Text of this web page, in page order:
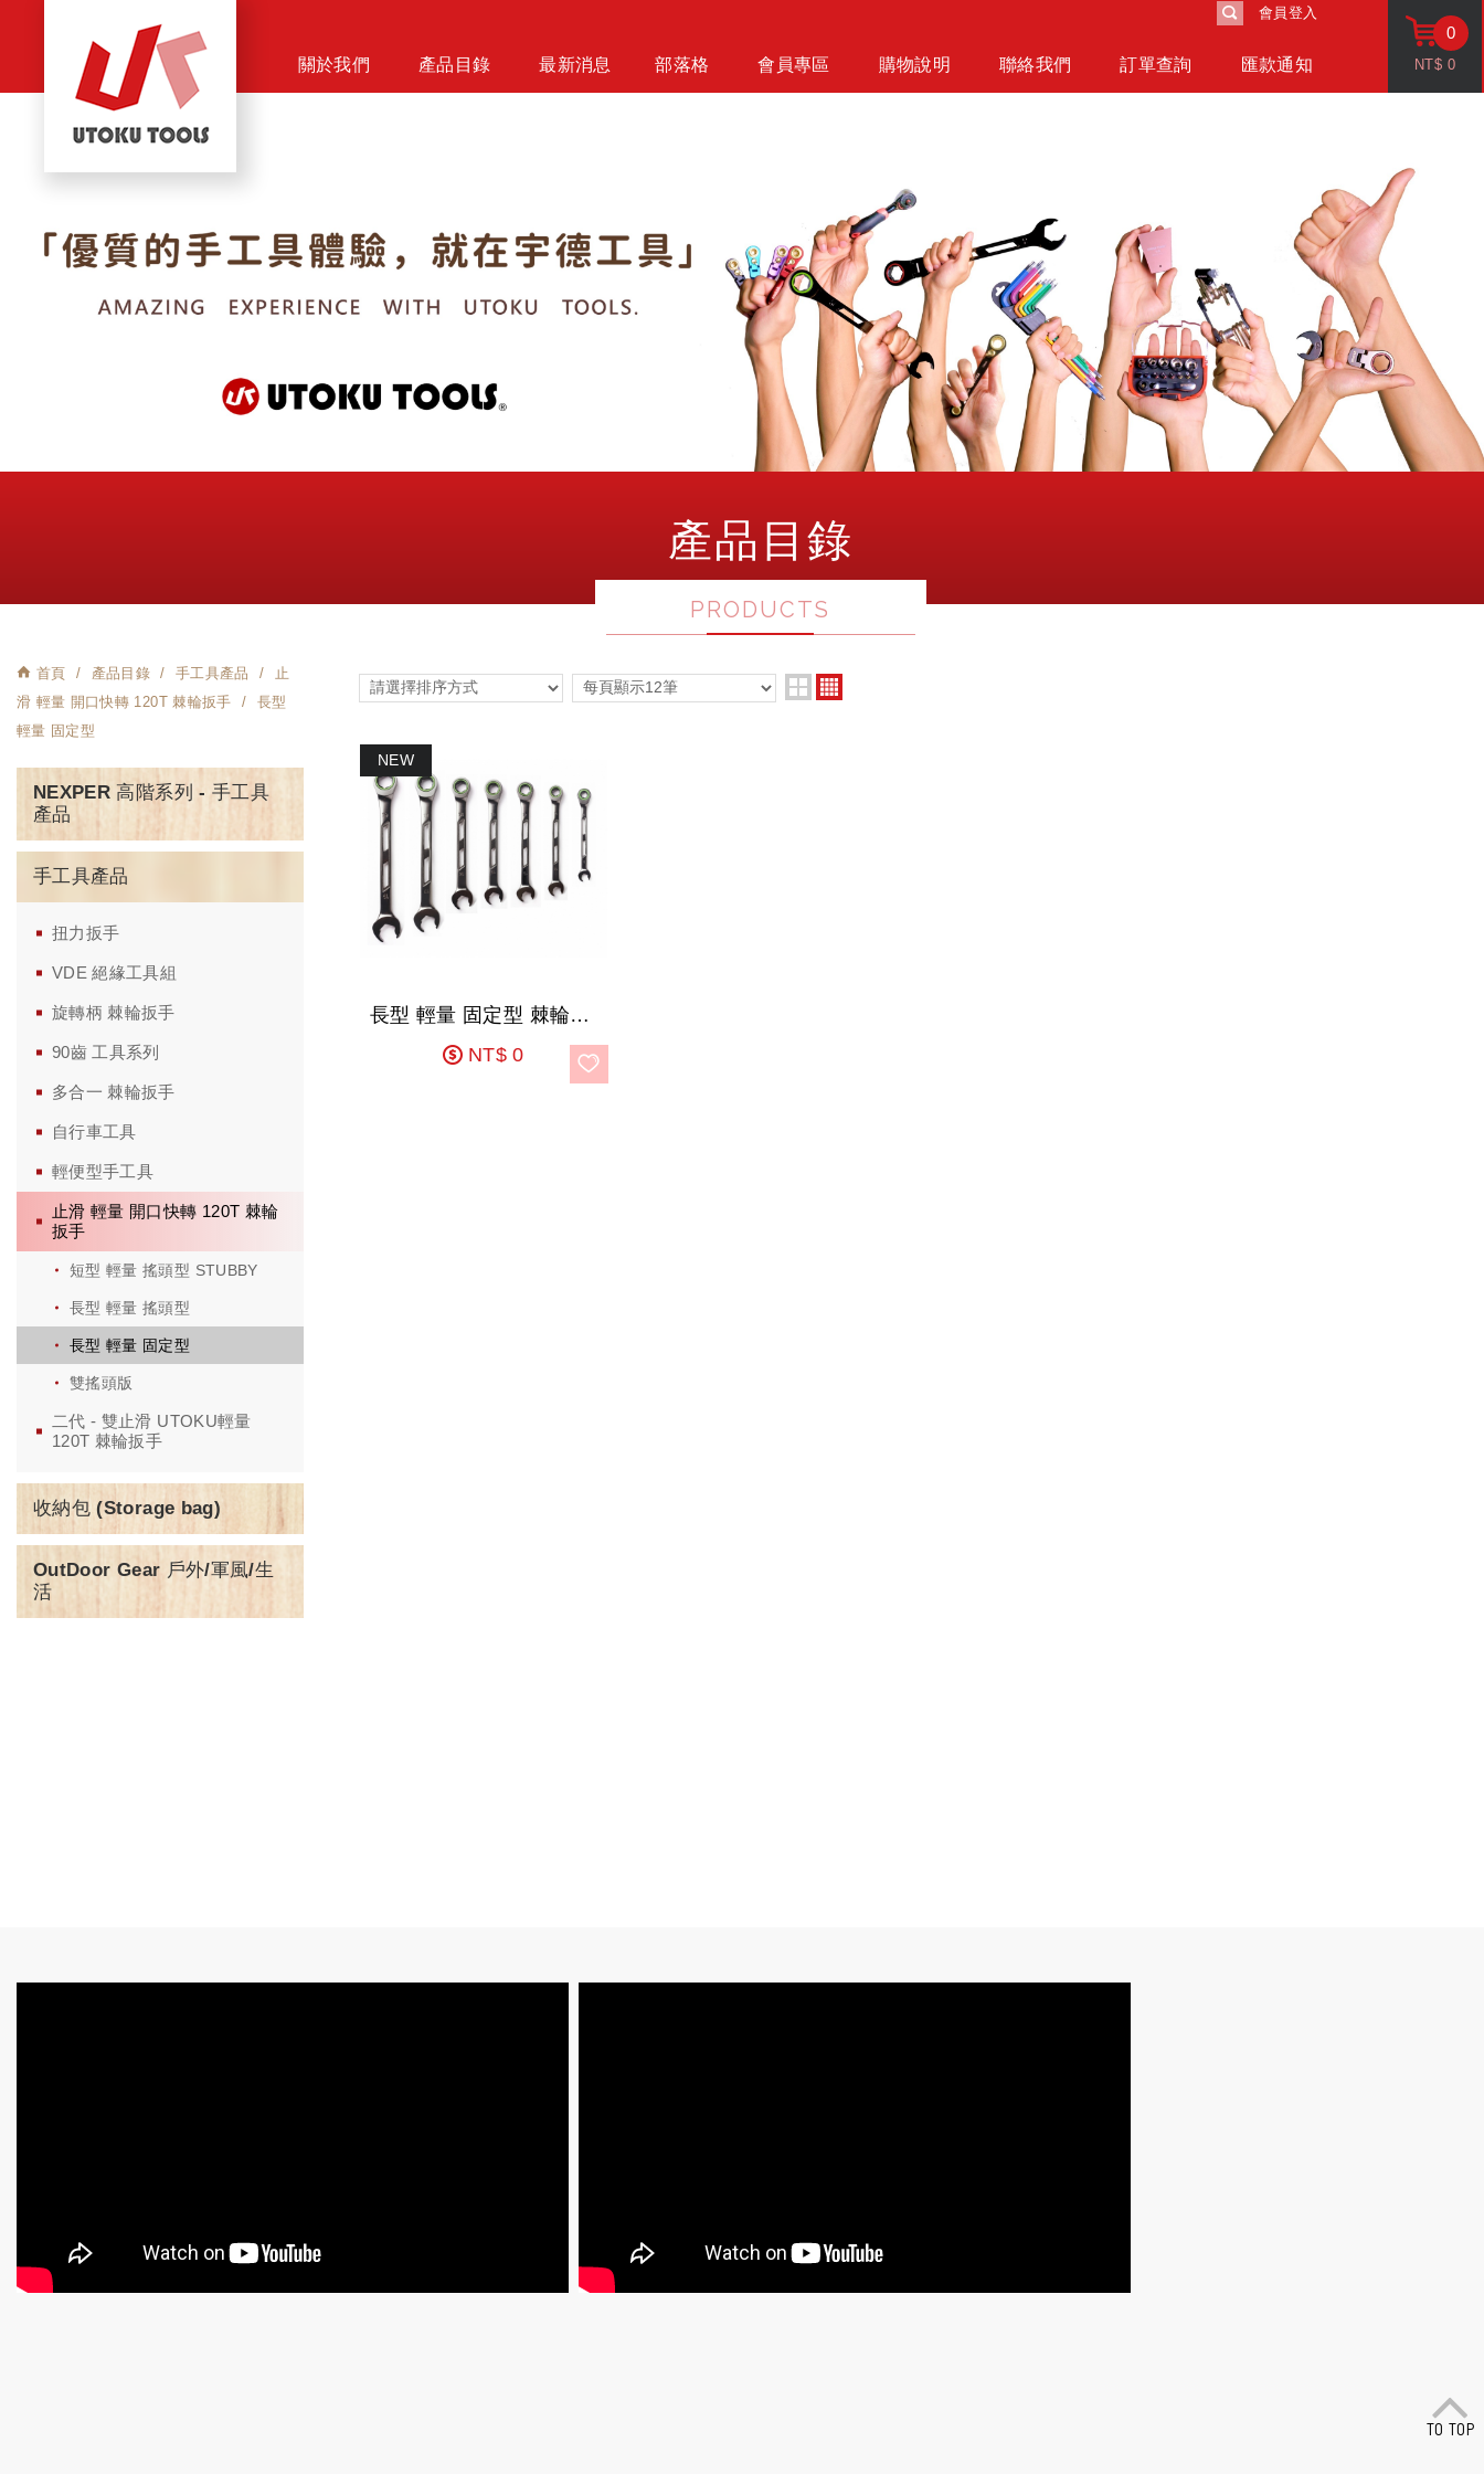
會員登入
0
NT$ 0
關於我們 產品目錄 最新消息 部落格 會員專區 購物說明 聯絡我們 訂單查詢 匯款通知
首頁 產品目錄 手工具產品
止
滑 輕量 開口快轉 120T 棘輪扳手
長型
輕量 固定型
NEXPER 高階系列 - 手工具
產品
手工具產品
扭力扳手
VDE 絕緣工具組
旋轉柄 棘輪扳手
90齒 工具系列
多合一 棘輪扳手
自行車工具
輕便型手工具
止滑 輕量 開口快轉 120T 棘輪
扳手
短型 輕量 搖頭型 STUBBY
長型 輕量 搖頭型
長型 輕量 固定型
雙搖頭版
二代 - 雙止滑 UTOKU輕量
120T 棘輪扳手
收納包 (Storage bag)
OutDoor Gear 戶外/軍風/生
活
產品目錄
PRODUCTS
長型 輕量 固定型 棘輪扳手
NT$ 0